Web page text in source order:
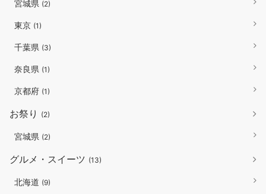
宮城県 (2)
東京 (1)
千葉県 (3)
奈良県 (1)
京都府 (1)
お祭り (2)
宮城県 (2)
グルメ・スイーツ (13)
北海道 (9)